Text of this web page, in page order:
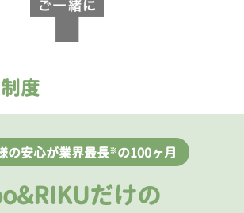
度
の安心が業界最長※の100ヶ月
だけの